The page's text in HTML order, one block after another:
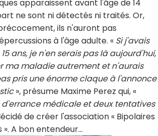
apparaissent avant l'âge de 14
ne sont ni détectés ni traités. Or,
ils n'auront pas
à l'âge adulte. « Si j'avais
ans, je n'en serais pas là aujourd'hui,
ma maladie autrement et n'aurais
pris une énorme claque à l'annonce
», présume Maxime Perez qui, «
d'errance médicale et deux tentatives
de créer l'association « Bipolaires
A bon entendeur...